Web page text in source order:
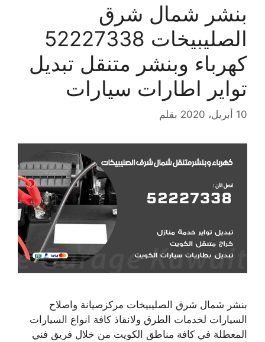
بنشر شمال شرق
الصليبيخات 52227338
كهرباء وبنشر متنقل تبديل
تواير اطارات سيارات
10 أبريل، 2020 بقلم
بنشر شمال شرق الصليبيخات مركزصيانة واصلاح
السيارات لخدمات الطرق ولانقاذ كافة انواع السيارات
المعطلة في كافة مناطق الكويت من خلال فريق فني